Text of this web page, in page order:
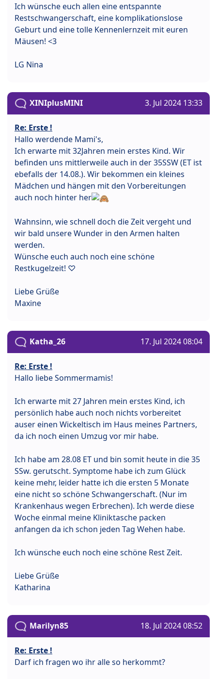
Ich wünsche euch allen eine entspannte
Restschwangerschaft, eine komplikationslose
Geburt und eine tolle Kennenlernzeit mit euren
Mäusen! <3
LG Nina
XINIplusMINI 3. Jul 2024 13:33
Re: Erste !
Hallo werdende Mami's,
Ich erwarte mit 32Jahren mein erstes Kind. Wir
befinden uns mittlerweile auch in der 35SSW (ET ist
ebefalls der 14.08.). Wir bekommen ein kleines
Mädchen und hängen mit den Vorbereitungen
auch noch hinter her
Wahnsinn, wie schnell doch die Zeit vergeht und
wir bald unsere Wunder in den Armen halten
werden.
Wünsche euch auch noch eine schöne
Restkugelzeit! ♡
Liebe Grüße
Maxine
Katha_26 17. Jul 2024 08:04
Re: Erste !
Hallo liebe Sommermamis!
Ich erwarte mit 27 Jahren mein erstes Kind, ich
persönlich habe auch noch nichts vorbereitet
auser einen Wickeltisch im Haus meines Partners,
da ich noch einen Umzug vor mir habe.
Ich habe am 28.08 ET und bin somit heute in die 35
SSw. gerutscht. Symptome habe ich zum Glück
keine mehr, leider hatte ich die ersten 5 Monate
eine nicht so schöne Schwangerschaft. (Nur im
Krankenhaus wegen Erbrechen). Ich werde diese
Woche einmal meine Kliniktasche packen
anfangen da ich schon jeden Tag Wehen habe.
Ich wünsche euch noch eine schöne Rest Zeit.
Liebe Grüße
Katharina
Marilyn85 18. Jul 2024 08:52
Re: Erste !
Darf ich fragen wo ihr alle so herkommt?